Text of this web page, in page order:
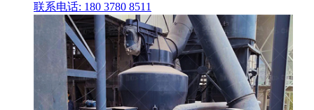
联系电话: 180 3780 8511